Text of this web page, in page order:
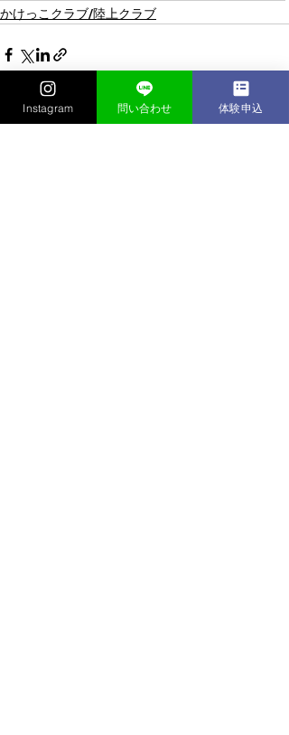
かけっこクラブ/陸上クラブ
Instagram 問い合わせ 体験申込